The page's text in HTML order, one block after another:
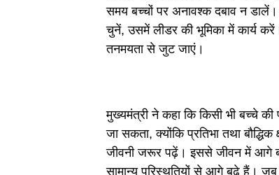
समय बच्चों पर अनावश्क दबाव न डालें।
चुनें, उसमें लीडर की भूमिका में कार्य
तनमयता से जुट जाएं।
मुख्यमंत्री ने कहा कि किसी भी बच्चे
जा सकता, क्योंकि प्रतिभा तथा बौद्धिक
जीवनी जरूर पढ़ें। इससे जीवन में आगे
सामान्य परिस्थतियों से आगे बढ़े हैं।